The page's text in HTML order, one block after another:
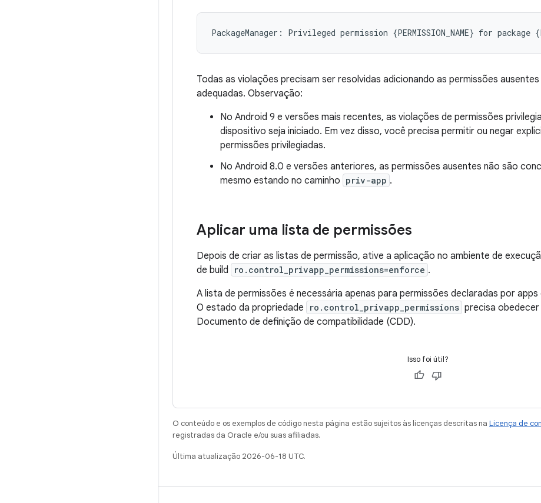
Todas as violações precisam ser resolvidas adicionando as permissões
adequadas. Observação:
No Android 9 e versões mais recentes, as violações de permissões
dispositivo seja iniciado. Em vez disso, você precisa permitir ou negar
permissões privilegiadas.
No Android 8.0 e versões anteriores, as permissões ausentes não são
mesmo estando no caminho priv-app .
Aplicar uma lista de permissões
Depois de criar as listas de permissão, ative a aplicação no ambiente de
de build
ro.control_privapp_permissions=enforce .
A lista de permissões é necessária apenas para permissões declaradas por apps
O estado da propriedade
ro.control_privapp_permissions precisa obedecer
Documento de definição de compatibilidade (CDD).
Isso foi útil?
O conteúdo e os exemplos de código nesta página estão sujeitos às licenças descritas na Licença de
registradas da Oracle e/ou suas afiliadas.
Última atualização 2026-06-18 UTC.